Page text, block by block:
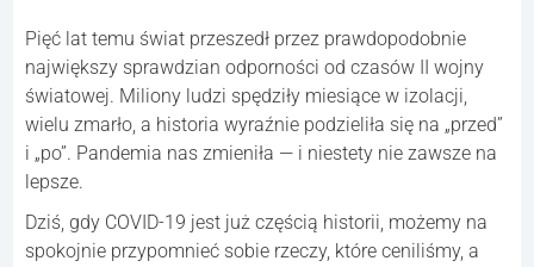
Pięć lat temu świat przeszedł przez prawdopodobnie
największy sprawdzian odporności od czasów II wojny
światowej. Miliony ludzi spędziły miesiące w izolacji,
wielu zmarło, a historia wyraźnie podzieliła się na „przed”
i „po”. Pandemia nas zmieniła — i niestety nie zawsze na
lepsze.
Dziś, gdy COVID-19 jest już częścią historii, możemy na
spokojnie przypomnieć sobie rzeczy, które ceniliśmy, a